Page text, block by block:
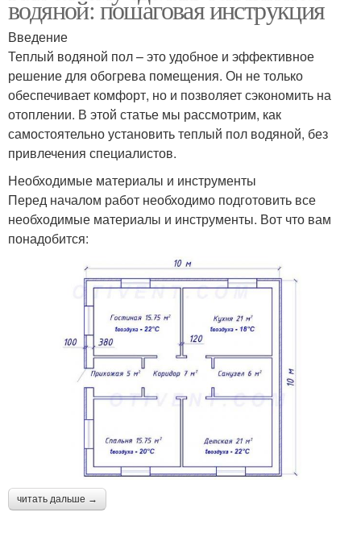
водяной: пошаговая инструкция
Введение
Теплый водяной пол – это удобное и эффективное
решение для обогрева помещения. Он не только
обеспечивает комфорт, но и позволяет сэкономить на
отоплении. В этой статье мы рассмотрим, как
самостоятельно установить теплый пол водяной, без
привлечения специалистов.
Необходимые материалы и инструменты
Перед началом работ необходимо подготовить все
необходимые материалы и инструменты. Вот что вам
понадобится:
читать дальше →